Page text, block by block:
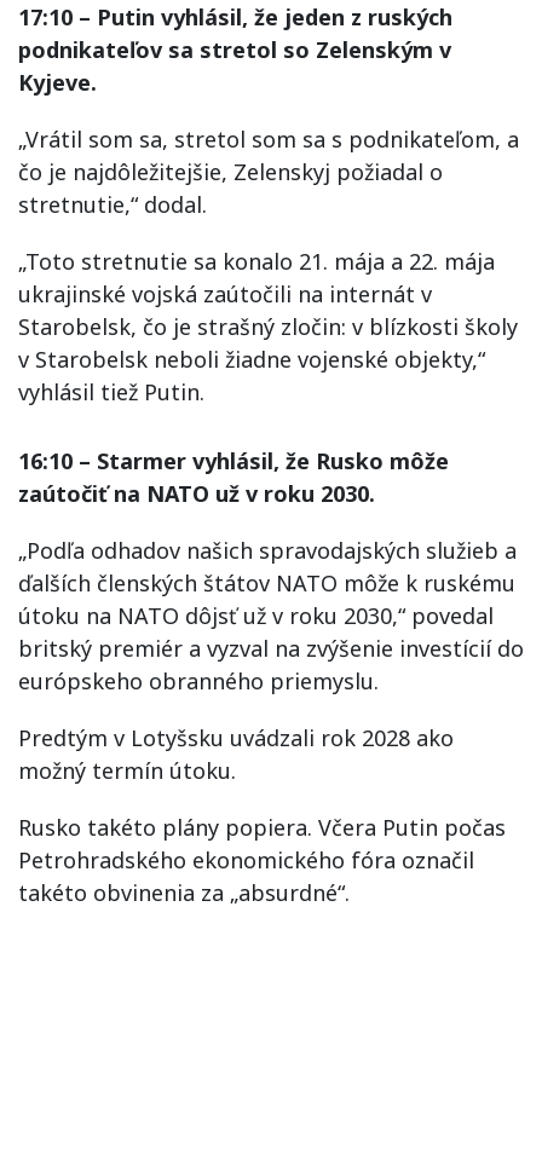
17:10 – Putin vyhlásil, že jeden z ruských
podnikateľov sa stretol so Zelenským v
Kyjeve.
„Vrátil som sa, stretol som sa s podnikateľom, a
čo je najdôležitejšie, Zelenskyj požiadal o
stretnutie,“ dodal.
„Toto stretnutie sa konalo 21. mája a 22. mája
ukrajinské vojská zaútočili na internát v
Starobelsk, čo je strašný zločin: v blízkosti školy
v Starobelsk neboli žiadne vojenské objekty,“
vyhlásil tiež Putin.
16:10 – Starmer vyhlásil, že Rusko môže
zaútočiť na NATO už v roku 2030.
„Podľa odhadov našich spravodajských služieb a
ďalších členských štátov NATO môže k ruskému
útoku na NATO dôjsť už v roku 2030,“ povedal
britský premiér a vyzval na zvýšenie investícií do
európskeho obranného priemyslu.
Predtým v Lotyšsku uvádzali rok 2028 ako
možný termín útoku.
Rusko takéto plány popiera. Včera Putin počas
Petrohradského ekonomického fóra označil
takéto obvinenia za „absurdné“.